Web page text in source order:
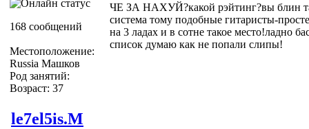
168 сообщений
Местоположение:
Russia Машков
Род занятий:
Возраст: 37
ЧЕ ЗА НАХУЙ?какой рэйтинг?вы блин
система тому подобные гитаристы-
на 3 ладах и в сотне такое место!ладно
список думаю как не попали слипы!
le7el5is.M